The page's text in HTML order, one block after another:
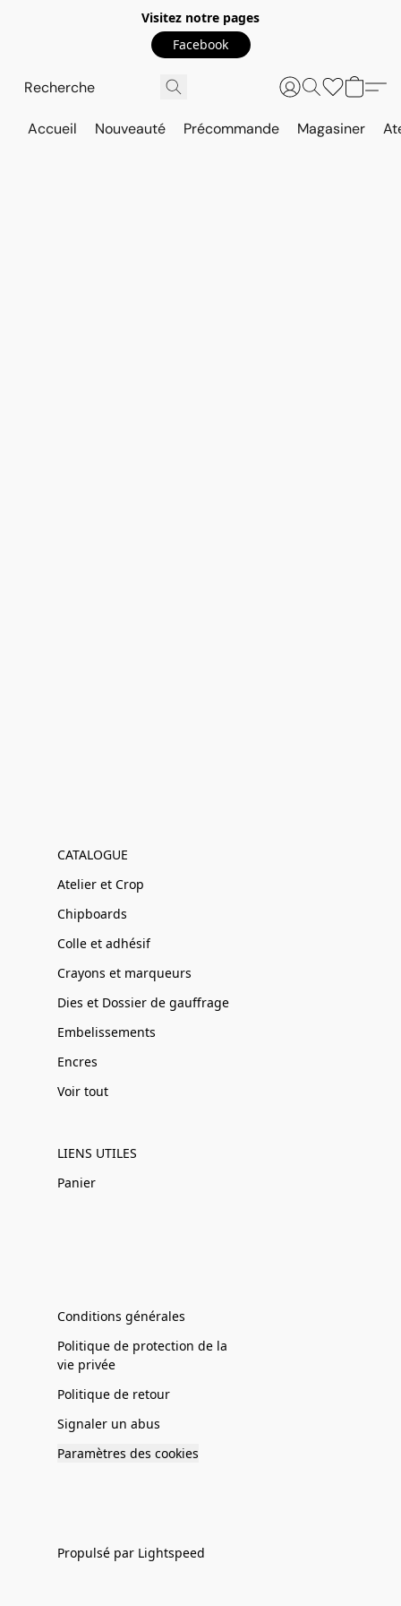
Visitez notre pages
Facebook
Accueil Nouveauté Précommande Magasiner
CATALOGUE
Atelier et Crop
Chipboards
Colle et adhésif
Crayons et marqueurs
Dies et Dossier de gauffrage
Embelissements
Encres
Voir tout
LIENS UTILES
Panier
Conditions générales
Politique de protection de la
vie privée
Politique de retour
Signaler un abus
Paramètres des cookies
Propulsé par Lightspeed